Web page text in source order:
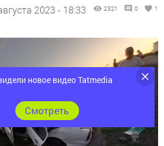
2023 - 18:33 2321 0 1
новое видео Tatmedia
Cмотреть